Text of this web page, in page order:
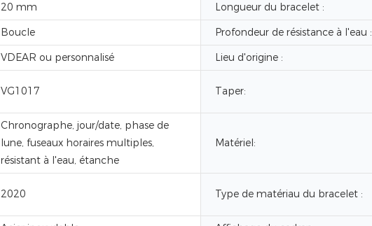
20 mm Longueur du bracelet :
Boucle Profondeur de résistance à l'eau :
VDEAR ou personnalisé Lieu d'origine :
VG1017 Taper:
Chronographe, jour/date, phase de
lune, fuseaux horaires multiples,
résistant à l'eau, étanche
Matériel:
2020 Type de matériau du bracelet :